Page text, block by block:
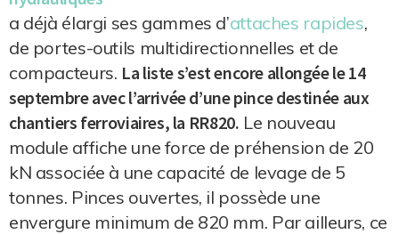
a déjà élargi ses gammes d’attaches rapides,
de portes-outils multidirectionnelles et de
compacteurs. La liste s’est encore allongée le 14
septembre avec l’arrivée d’une pince destinée aux
chantiers ferroviaires, la RR820. Le nouveau
module affiche une force de préhension de 20
kN associée à une capacité de levage de 5
tonnes. Pinces ouvertes, il possède une
envergure minimum de 820 mm. Par ailleurs, ce